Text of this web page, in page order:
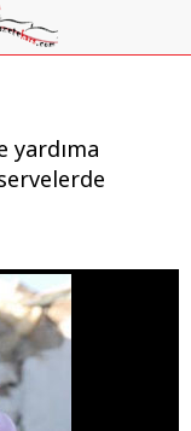
yardıma